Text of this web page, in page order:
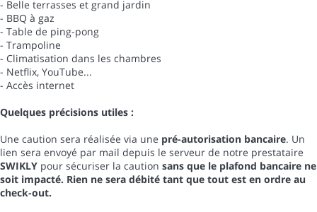
- Belle terrasses et grand jardin
- BBQ à gaz
- Table de ping-pong
- Trampoline
- Climatisation dans les chambres
- Netflix, YouTube...
- Accès internet
Quelques précisions utiles :
Une caution sera réalisée via une pré-autorisation bancaire. Un
lien sera envoyé par mail depuis le serveur de notre prestataire
SWIKLY pour sécuriser la caution sans que le plafond bancaire ne
soit impacté. Rien ne sera débité tant que tout est en ordre au
check-out.